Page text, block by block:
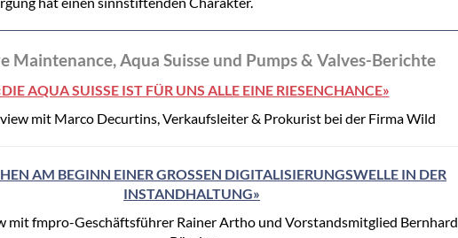
Maintenance, Aqua Suisse und Pumps & Valves-Berichte
AQUA SUISSE IST FÜR UNS ALLE EINE RIESENCHANCE»
mit Marco Decurtins, Verkaufsleiter & Prokurist bei der Firma Wild
AM BEGINN EINER GROSSEN DIGITALISIERUNGSWELLE IN DER
INSTANDHALTUNG»
mit fmpro-Geschäftsführer Rainer Artho und Vorstandsmitglied Bernhard